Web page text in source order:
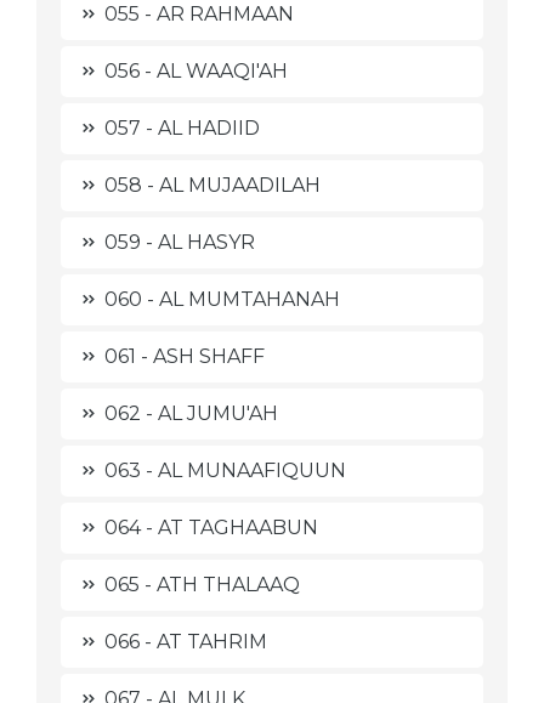
055 - AR RAHMAAN
056 - AL WAAQI'AH
057 - AL HADIID
058 - AL MUJAADILAH
059 - AL HASYR
060 - AL MUMTAHANAH
061 - ASH SHAFF
062 - AL JUMU'AH
063 - AL MUNAAFIQUUN
064 - AT TAGHAABUN
065 - ATH THALAAQ
066 - AT TAHRIM